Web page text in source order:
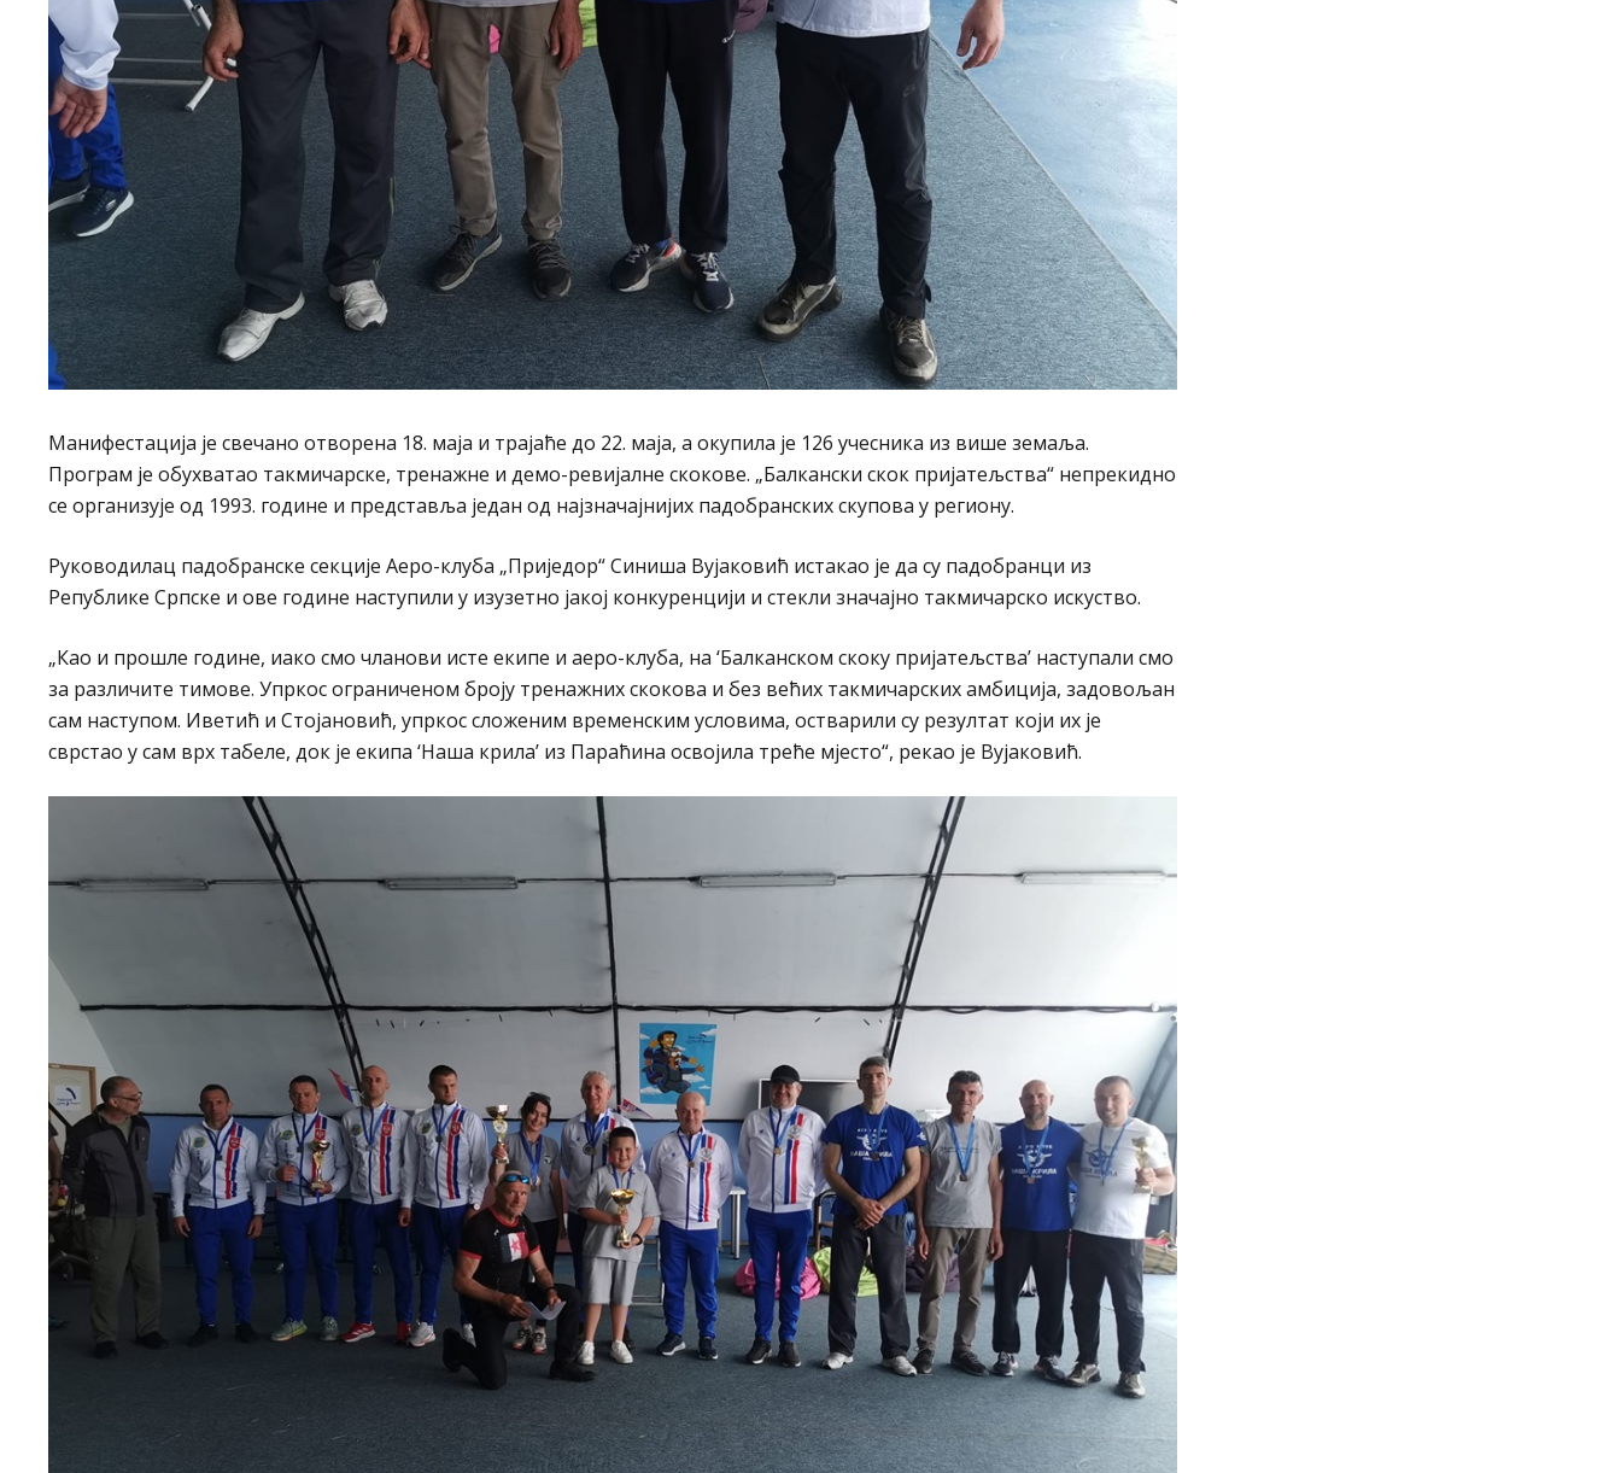
Манифестација је свечано отворена 18. маја и трајаће до 22. маја, а окупила је 126 учесника из више земаља.
Програм је обухватао такмичарске, тренажне и демо-ревијалне скокове. „Балкански скок пријатељства“ непрекидно
се организује од 1993. године и представља један од најзначајнијих падобранских скупова у региону.
Руководилац падобранске секције Аеро-клуба „Приједор“ Синиша Вујаковић истакао је да су падобранци из
Републике Српске и ове године наступили у изузетно јакој конкуренцији и стекли значајно такмичарско искуство.
„Као и прошле године, иако смо чланови исте екипе и аеро-клуба, на ‘Балканском скоку пријатељства’ наступали смо
за различите тимове. Упркос ограниченом броју тренажних скокова и без већих такмичарских амбиција, задовољан
сам наступом. Иветић и Стојановић, упркос сложеним временским условима, остварили су резултат који их је
сврстао у сам врх табеле, док је екипа ‘Наша крила’ из Параћина освојила треће мјесто“, рекао је Вујаковић.